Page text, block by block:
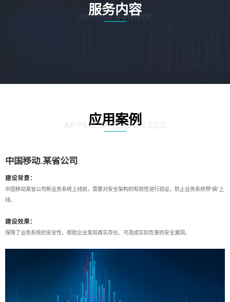
服务内容
service content
应用案例
APPLICATION CASES
中国移动.某省公司
建设背景：
中国移动某省公司新业务系统上线前，需要对安全架构的有效性进行验证，防止业务系统带“病”上
线。
建设效果：
保障了业务系统的安全性，帮助企业发现真实存在、可造成实际危害的安全漏洞。